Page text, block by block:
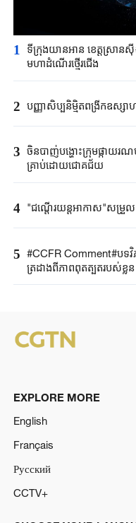
1
ទីក្រុង​យានអាន ​ខេត្តស្រានស៊ី
មហាដំណើរ​ថ្មើរជើង​
2 បញ្ញាសិប្បនិម្មិត​ពង្រីក​​ឧស្សាហ
3 ចិនបាញ់បង្ហោះ​ក្រុម​ផ្កាយរ
គ្រាប់ដោយ​ជោគជ័យ​
4 "ជណ្តើរយន្ត​អាកាស"​សម្
5 #CCFR Comment#បទ
ត្រដាងពីភាពពុតត្បុតរបស់ខ្លួន
EXPLORE MORE
English
Français
Русский
CCTV+